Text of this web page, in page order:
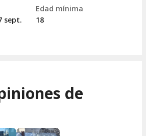
sept.
Edad mínima
18
de